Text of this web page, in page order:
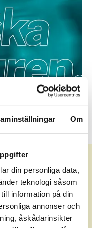
Om
din personliga data,
teknologi såsom
information på din
annonser och
åskådarinsikter